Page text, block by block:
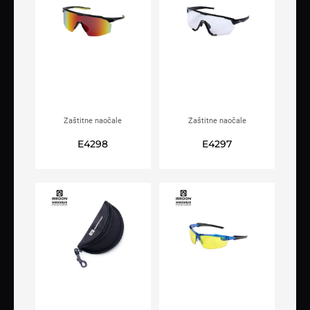
Zaštitne naočale
E4298
Zaštitne naočale
E4297